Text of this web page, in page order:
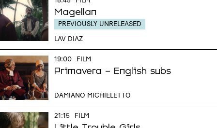
Magellan
PREVIOUSLY UNRELEASED
LAV DIAZ
19:00 FILM
Primavera - English subs
DAMIANO MICHIELETTO
21:15 FILM